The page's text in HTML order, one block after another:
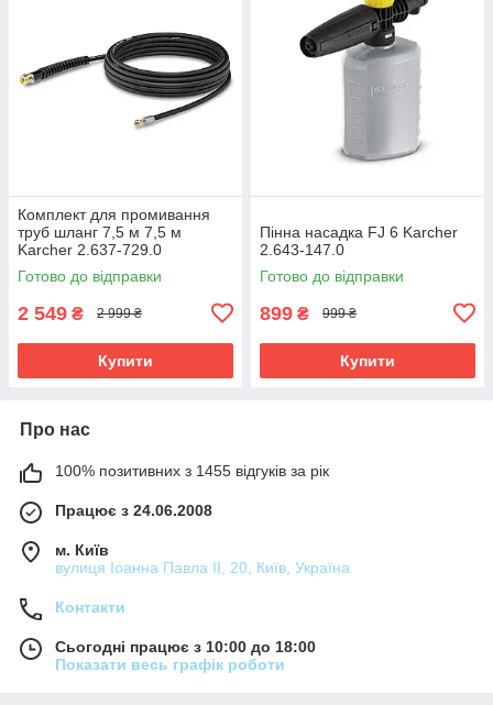
Комплект для промивання
труб шланг 7,5 м 7,5 м
Karcher 2.637-729.0
Готово до відправки
2 549 ₴ 2 999 ₴
Купити
Пінна насадка FJ 6 Karcher
2.643-147.0
Готово до відправки
899 ₴ 999 ₴
Купити
Про нас
100% позитивних з 1455 відгуків за рік
Працює з 24.06.2008
м. Київ
вулиця Іоанна Павла ІІ, 20, Київ, Україна
Контакти
Сьогодні працює з 10:00 до 18:00
Показати весь графік роботи